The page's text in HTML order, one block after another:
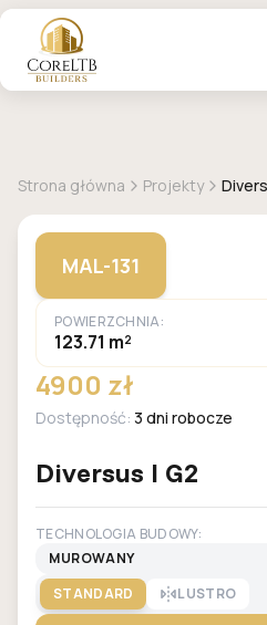
Strona główna Projekty
MAL-131
POWIERZCHNIA:
123.71 m²
4900 zł
Dostępność: 3 dni robocze
Diversus I G2
TECHNOLOGIA BUDOWY:
MUROWANY
STANDARD
LUSTRO